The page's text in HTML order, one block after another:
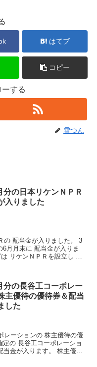
はてブ
コピー
する
雪つん
分の日本リケンＮＰＲ
入りました
の 配当金が入りました。 3
月月末に 配当金が入りま
リケンＮＰＲを設立し リ
分の長谷工コーポレー
主優待の優待券＆配当
した
レーションの 株主優待の優
の 長谷工コーポレーショ
金が入ります。 株主優待